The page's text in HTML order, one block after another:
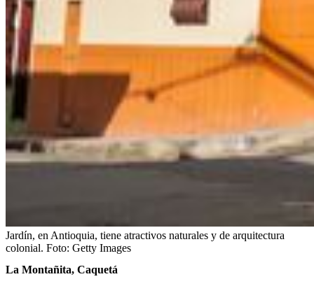
Jardín, en Antioquia, tiene atractivos naturales y de arquitectura
colonial. Foto: Getty Images
La Montañita, Caquetá